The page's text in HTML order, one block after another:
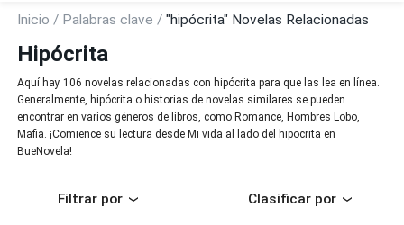
Inicio / Palabras clave /"hipócrita" Novelas Relacionadas
Hipócrita
Aquí hay 106 novelas relacionadas con hipócrita para que las lea en línea.
Generalmente, hipócrita o historias de novelas similares se pueden
encontrar en varios géneros de libros, como Romance, Hombres Lobo,
Mafia. ¡Comience su lectura desde Mi vida al lado del hipocrita en
BueNovela!
Filtrar por Clasificar por